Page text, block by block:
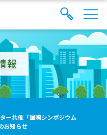
索
フ
ォ
ー
を
開
閉
る
イ
ト
内
メ
ニ
ュ
ー
報
ー共催「国際シンポジウム
お知らせ